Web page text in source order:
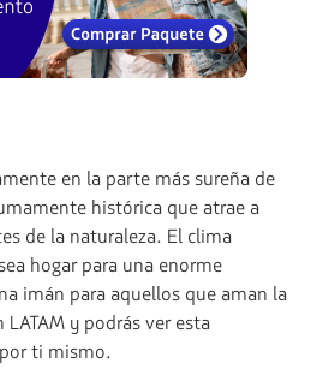
en la parte más sureña de
histórica que atrae a
de la naturaleza. El clima
hogar para una enorme
imán para aquellos que aman la
y podrás ver esta
ti mismo.